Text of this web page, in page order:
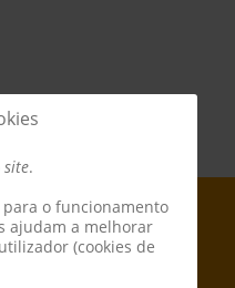
site.
o funcionamento
ajudam a melhorar
(cookies de